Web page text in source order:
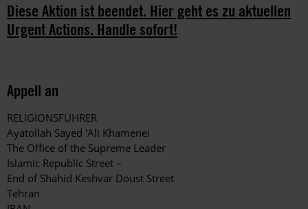
Diese Aktion ist beendet. Hier geht es zu aktuellen
Urgent Actions. Handle sofort!
Appell an
RELIGIONSFÜHRER
Ayatollah Sayed 'Ali Khamenei
The Office of the Supreme Leader
Islamic Republic Street –
End of Shahid Keshvar Doust Street
Tehran